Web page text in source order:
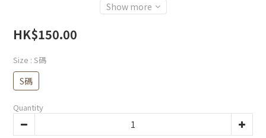
Show more
HK$150.00
Size : S碼
S碼
Quantity